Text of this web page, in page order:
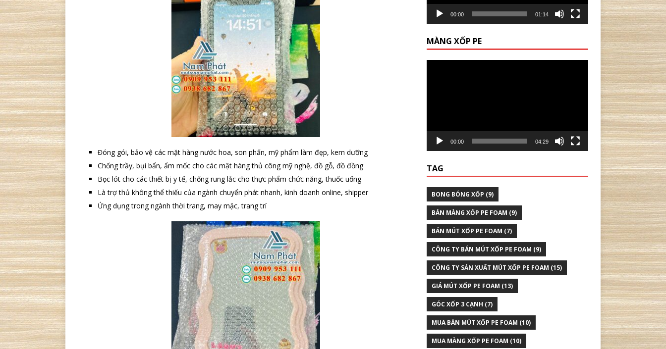
Đóng gói, bảo vệ các mặt hàng nước hoa, son phấn, mỹ phẩm làm đẹp, kem dưỡng
Chống trầy, bụi bẩn, ẩm mốc cho các mặt hàng thủ công mỹ nghệ, đồ gỗ, đồ đồng
Bọc lót cho các thiết bị y tế, chống rung lắc cho thực phẩm chức năng, thuốc uống
Là trợ thủ không thể thiếu của ngành chuyển phát nhanh, kinh doanh online, shipper
Ứng dụng trong ngành thời trang, may mặc, trang trí
00:00 01:14
MÀNG XỐP PE
00:00 04:29
TAG
BONG BÓNG XỐP (9)
BÁN MÀNG XỐP PE FOAM (9)
BÁN MÚT XỐP PE FOAM (7)
CÔNG TY BÁN MÚT XỐP PE FOAM (9)
CÔNG TY SẢN XUẤT MÚT XỐP PE FOAM (15)
GIÁ MÚT XỐP PE FOAM (13)
GÓC XỐP 3 CẠNH (7)
MUA BÁN MÚT XỐP PE FOAM (10)
MUA MÀNG XỐP PE FOAM (10)